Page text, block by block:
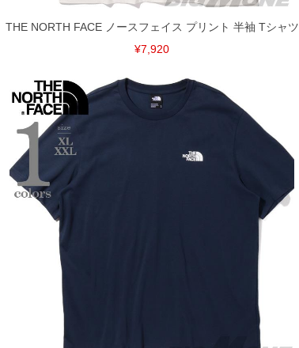
THE NORTH FACE ノースフェイス プリント 半袖 Tシャツ
¥7,920